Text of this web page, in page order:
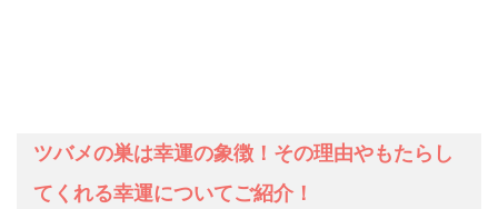
ツバメの巣は幸運の象徴！その理由やもたらし
てくれる幸運についてご紹介！